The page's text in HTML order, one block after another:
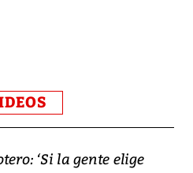
‘Si la gente elige